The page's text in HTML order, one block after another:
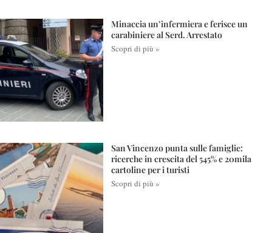
Minaccia un’infermiera e ferisce un
carabiniere al Serd. Arrestato
Scopri di più »
San Vincenzo punta sulle famiglie:
ricerche in crescita del 545% e 20mila
cartoline per i turisti
Scopri di più »